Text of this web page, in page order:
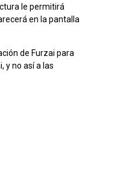
le permitirá
en la pantalla
de Furzai para
y no así a las